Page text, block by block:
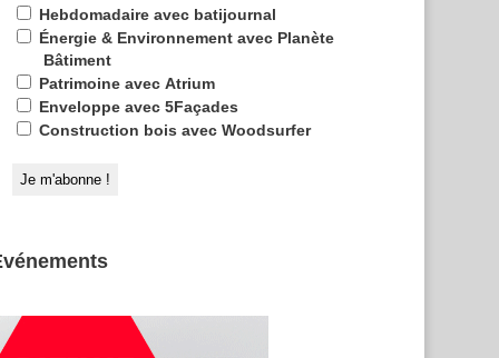
Hebdomadaire avec batijournal
Énergie & Environnement avec Planète
Bâtiment
Patrimoine avec Atrium
Enveloppe avec 5Façades
Construction bois avec Woodsurfer